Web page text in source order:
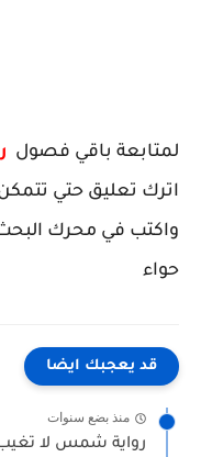
لمتابعة باقي فصول
اترك تعليق حتي
واكتب في محرك
حواء
قد يعجبك ايضا
منذ بضع سنوات
رواية شمس لا تغيب